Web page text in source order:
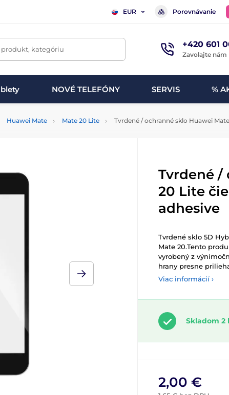
EUR Porovnávanie
produkt, kategóriu +420 601
Zavolajte nám
NOVÉ TELEFÓNY SERVIS %
Huawei Mate Mate 20 Lite Tvrdené / ochranné sklo Huawei
Tvrdené /
20 Lite
adhesive
Tvrdené sklo 5D
Mate 20.Tento
vyrobený z
hrany presne
Viac informácií ›
Skladom 2
2,00 €